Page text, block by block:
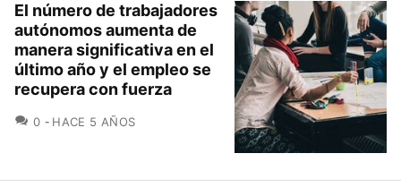
El número de trabajadores
autónomos aumenta de
manera significativa en el
último año y el empleo se
recupera con fuerza
0 COMENTARIOS
HACE 5 AÑOS